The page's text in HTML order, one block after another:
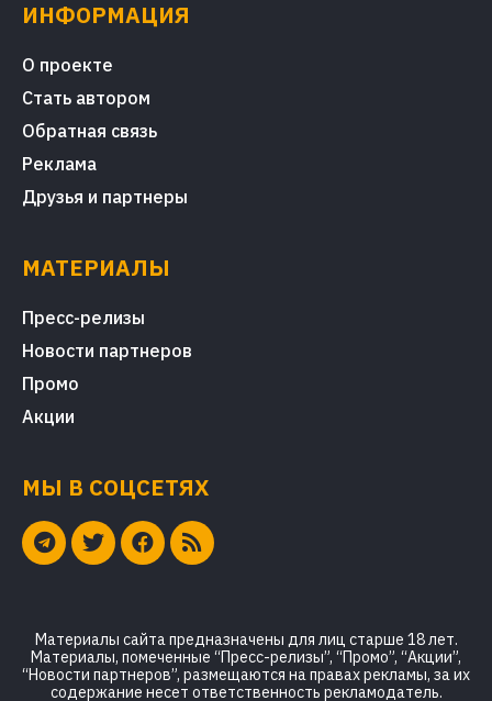
ИНФОРМАЦИЯ
О проекте
Стать автором
Обратная связь
Реклама
Друзья и партнеры
МАТЕРИАЛЫ
Пресс-релизы
Новости партнеров
Промо
Акции
МЫ В СОЦСЕТЯХ
Материалы сайта предназначены для лиц старше 18 лет.
Материалы, помеченные “Пресс-релизы”, “Промо”, “Акции”,
“Новости партнеров”, размещаются на правах рекламы, за их
содержание несет ответственность рекламодатель.